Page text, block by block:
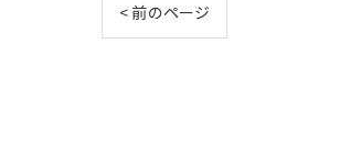
< 前のページ